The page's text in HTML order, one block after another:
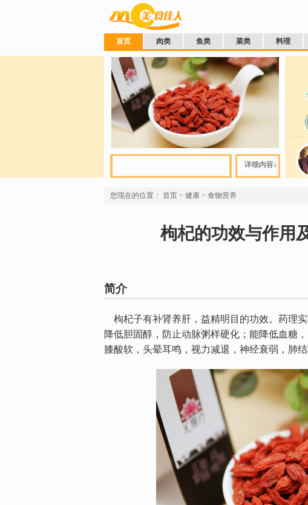
首页 肉类 鱼类 菜类 料理
详细内容↓
您现在的位置： 首页 > 健康 > 食物营养
枸杞的功效与作用
简介
枸杞子有补肾养肝，益精明目的功效。药理
降低胆固醇，防止动脉粥样硬化；能降低血糖
膝酸软，头晕耳鸣，视力减退，神经衰弱，肺